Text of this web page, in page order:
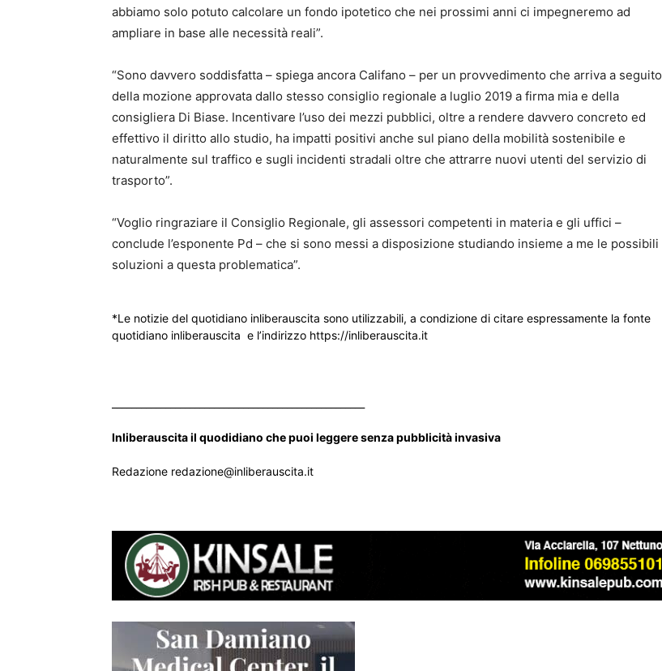
abbiamo solo potuto calcolare un fondo ipotetico che nei prossimi anni ci impegneremo ad
ampliare in base alle necessità reali”.
“Sono davvero soddisfatta – spiega ancora Califano – per un provvedimento che arriva a seguito
della mozione approvata dallo stesso consiglio regionale a luglio 2019 a firma mia e della
consigliera Di Biase. Incentivare l’uso dei mezzi pubblici, oltre a rendere davvero concreto ed
effettivo il diritto allo studio, ha impatti positivi anche sul piano della mobilità sostenibile e
naturalmente sul traffico e sugli incidenti stradali oltre che attrarre nuovi utenti del servizio di
trasporto”.
“Voglio ringraziare il Consiglio Regionale, gli assessori competenti in materia e gli uffici –
conclude l’esponente Pd – che si sono messi a disposizione studiando insieme a me le possibili
soluzioni a questa problematica”.
*Le notizie del quotidiano inliberauscita sono utilizzabili, a condizione di citare espressamente la fonte
quotidiano inliberauscita e l’indirizzo https://inliberauscita.it
Inliberauscita il quodidiano che puoi leggere senza pubblicità invasiva
Redazione redazione@inliberauscita.it